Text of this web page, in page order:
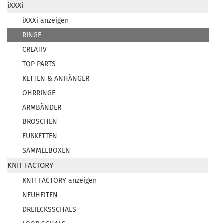
iXXXi
iXXXi anzeigen
RINGE
CREATIV
TOP PARTS
KETTEN & ANHÄNGER
OHRRINGE
ARMBÄNDER
BROSCHEN
FUßKETTEN
SAMMELBOXEN
KNIT FACTORY
KNIT FACTORY anzeigen
NEUHEITEN
DREIECKSSCHALS